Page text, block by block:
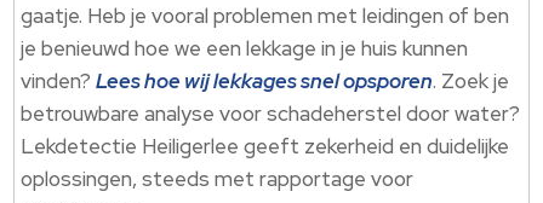
gaatje. Heb je vooral problemen met leidingen of ben
je benieuwd hoe we een lekkage in je huis kunnen
vinden?Lees hoe wij lekkages snel opsporen. Zoek je
betrouwbare analyse voor schadeherstel door water?
Lekdetectie Heiligerlee geeft zekerheid en duidelijke
oplossingen, steeds met rapportage voor